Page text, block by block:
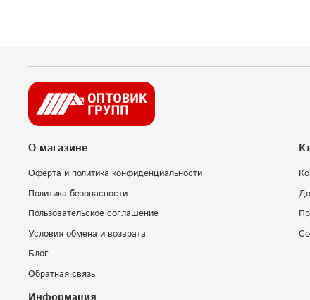
О магазине
Оферта и политика конфиденциальности
Политика безопасности
Пользовательское соглашение
Условия обмена и возврата
Блог
Обратная связь